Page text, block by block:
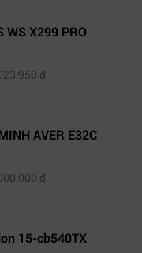
WS X299 PRO
đ
AVER E32C
đ
15-cb540TX